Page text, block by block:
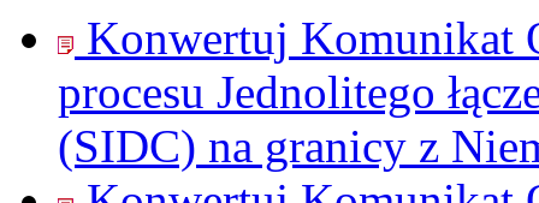
Konwertuj Komunikat
procesu Jednolitego
(SIDC) na granicy z